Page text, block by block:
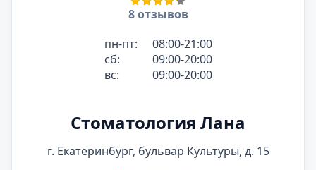
8 отзывов
пн-пт:
08:00-21:00
сб:
09:00-20:00
вс:
09:00-20:00
Стоматология Лана
г. Екатеринбург, бульвар Культуры, д. 15